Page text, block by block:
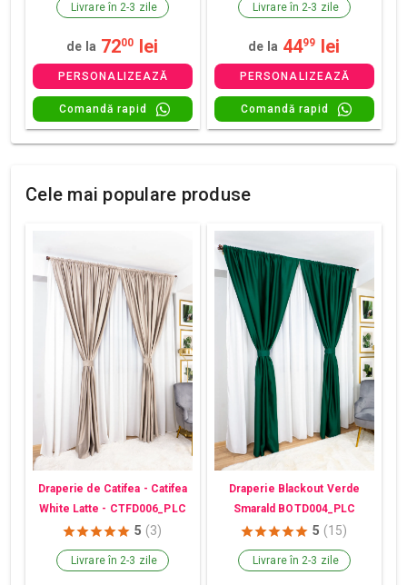
Livrare în 2-3 zile
de la 7200 lei
PERSONALIZEAZĂ
Comandă rapid
Livrare în 2-3 zile
de la 4499 lei
PERSONALIZEAZĂ
Comandă rapid
Cele mai populare produse
Draperie de Catifea - Catifea
White Latte - CTFD006_PLC
5 (3)
Livrare în 2-3 zile
Draperie Blackout Verde
Smarald BOTD004_PLC
5 (15)
Livrare în 2-3 zile